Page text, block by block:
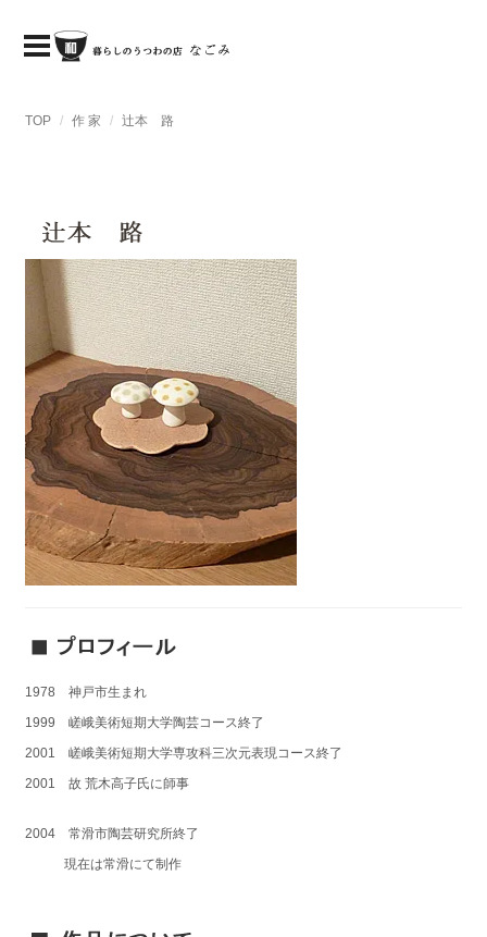
TOP 作 家 辻本 路
1978 神戸市生まれ
1999 嵯峨美術短期大学陶芸コース終了
2001 嵯峨美術短期大学専攻科三次元表現コース終了
2001 故 荒木高子氏に師事
2004 常滑市陶芸研究所終了
現在は常滑にて制作